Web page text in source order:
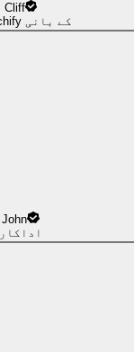
Cliff
Speechify کے بانی
John
اداکار